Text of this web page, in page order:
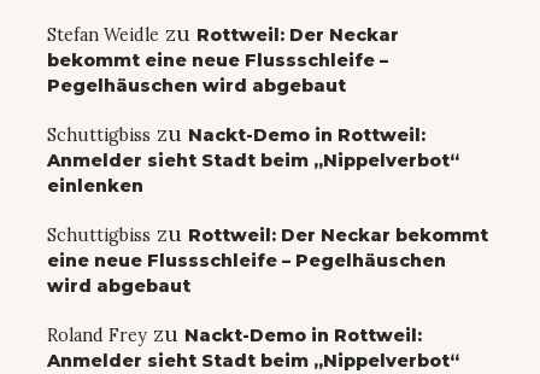
Stefan Weidle zu Rottweil: Der Neckar
bekommt eine neue Flussschleife –
Pegelhäuschen wird abgebaut
Schuttigbiss zu Nackt-Demo in Rottweil:
Anmelder sieht Stadt beim „Nippelverbot“
einlenken
Schuttigbiss zu Rottweil: Der Neckar bekommt
eine neue Flussschleife – Pegelhäuschen
wird abgebaut
Roland Frey zu Nackt-Demo in Rottweil:
Anmelder sieht Stadt beim „Nippelverbot“